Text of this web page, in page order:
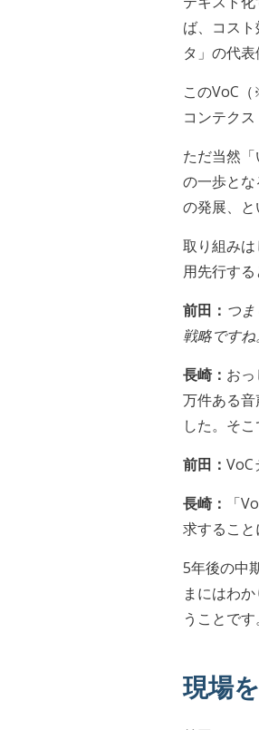
ば、コス
タ」の代表
このVoC
コンテク
ただ当然
の一歩と
の発展、と
取り組み
用先行する
前田： つ
戦略ですね
長崎： お
万件ある
した。そ
前田： VoC
長崎：
「
求すること
5年後の中
まにはわ
うことです。
現場